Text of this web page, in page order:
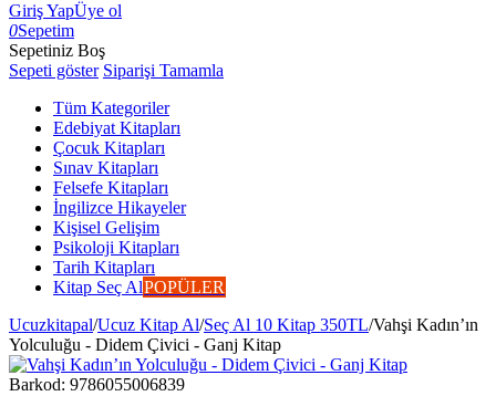
Giriş YapÜye ol
0Sepetim
Sepetiniz Boş
Sepeti göster Siparişi Tamamla
Tüm Kategoriler
Edebiyat Kitapları
Çocuk Kitapları
Sınav Kitapları
Felsefe Kitapları
İngilizce Hikayeler
Kişisel Gelişim
Psikoloji Kitapları
Tarih Kitapları
Kitap Seç AlPOPÜLER
Ucuzkitapal/Ucuz Kitap Al/Seç Al 10 Kitap 350TL/Vahşi Kadın’ın
Yolculuğu - Didem Çivici - Ganj Kitap
Barkod: 9786055006839